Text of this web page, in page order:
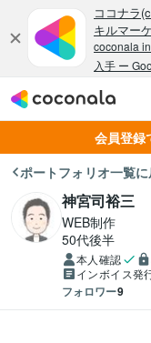
会員登録
ポートフォリオ一覧に
神宮司裕三
WEB制作
50代後半
本人確認
インボイス発
フォロワー9